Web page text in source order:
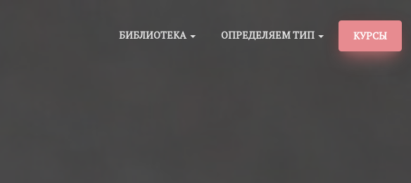
БИБЛИОТЕКА ОПРЕДЕЛЯЕМ ТИП КУРСЫ